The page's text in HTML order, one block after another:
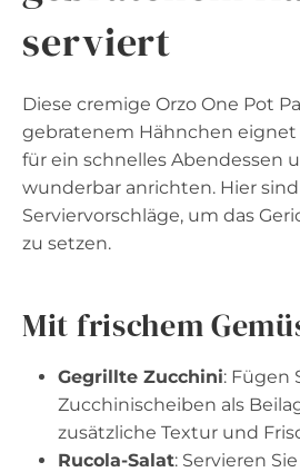
serviert
Diese cremige Orzo One Pot
gebratenem Hähnchen eignet
für ein schnelles Abendessen
wunderbar anrichten. Hier
Serviervorschläge, um das
zu setzen.
Mit frischem
Gegrillte Zucchini: Fügen
Zucchinischeiben als
zusätzliche Textur und
Rucola-Salat: Servieren